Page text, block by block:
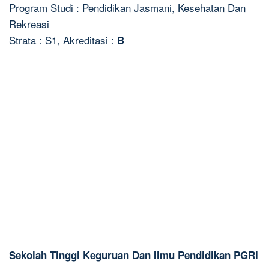
Program Studi : Pendidikan Jasmani, Kesehatan Dan
Rekreasi
Strata : S1, Akreditasi : B
Sekolah Tinggi Keguruan Dan Ilmu Pendidikan PGRI